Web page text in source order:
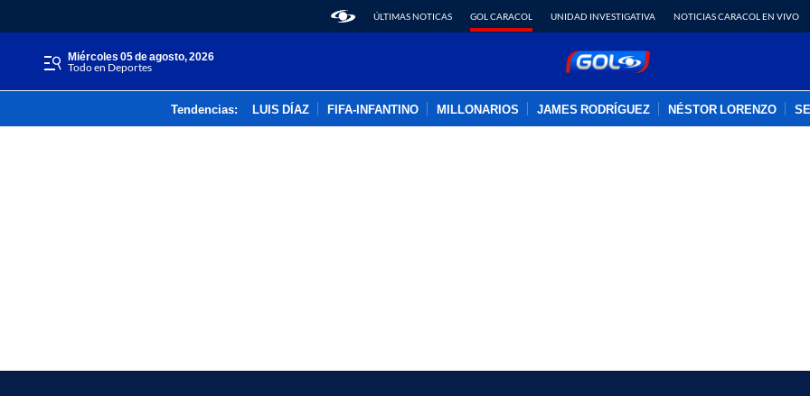
ÚLTIMAS NOTICAS GOL CARACOL UNIDAD INVESTIGATIVA NOTICIAS CARACOL EN VIVO
miércoles 05 de agosto, 2026
Todo en Deportes
Tendencias: LUIS DÍAZ FIFA-INFANTINO MILLONARIOS JAMES RODRÍGUEZ NÉSTOR LORENZO